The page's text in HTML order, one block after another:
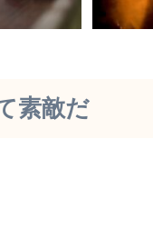
素敵だ